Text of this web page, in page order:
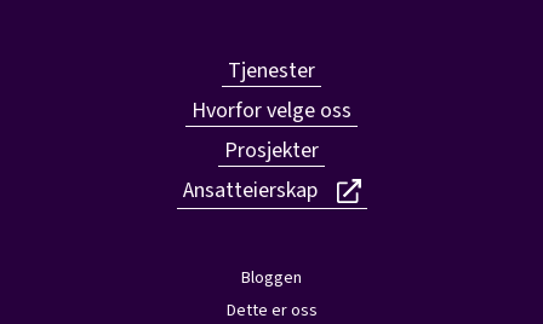
Tjenester
Hvorfor velge oss
Prosjekter
Ansatteierskap
Bloggen
Dette er oss